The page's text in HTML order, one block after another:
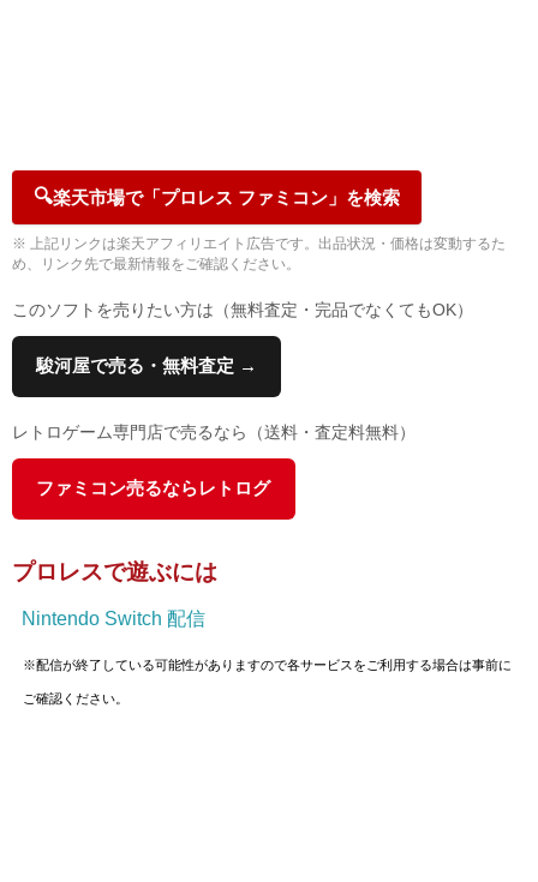
🔍楽天市場で「プロレス ファミコン」を検索
※ 上記リンクは楽天アフィリエイト広告です。出品状況・価格は変動するた
め、リンク先で最新情報をご確認ください。
このソフトを売りたい方は（無料査定・完品でなくてもOK）
駿河屋で売る・無料査定 →
レトロゲーム専門店で売るなら（送料・査定料無料）
ファミコン売るならレトログ
プロレスで遊ぶには
Nintendo Switch 配信
※配信が終了している可能性がありますので各サービスをご利用する場合は事前に
ご確認ください。